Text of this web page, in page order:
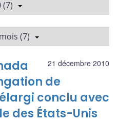
(7)
(7)
21 décembre 2010
de
conclu avec
des États-Unis